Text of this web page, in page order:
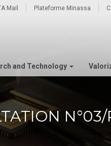
Plateforme Minassa
Mail
and Technology